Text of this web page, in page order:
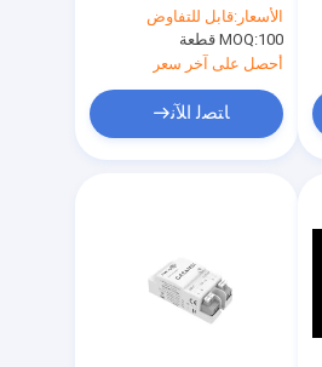
العقدة، مفتاح القفز
السفلي
الأسعار:قابل للتفاوض
MOQ:100 قطعة
أحصل على آخر سعر
ﺎﺘﺼﻟ ﺍﻶﻧ